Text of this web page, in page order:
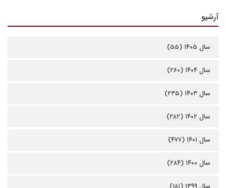
آرشیو
سال ۱۴۰۵ (۵۵)
سال ۱۴۰۴ (۲۶۰)
سال ۱۴۰۳ (۲۳۵)
سال ۱۴۰۲ (۲۸۲)
سال ۱۴۰۱ (۴۷۷)
سال ۱۴۰۰ (۲۸۴)